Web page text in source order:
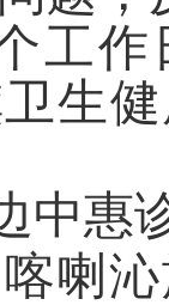
工
生
惠
喇